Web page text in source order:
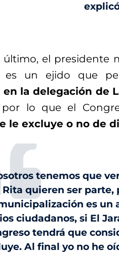
último, el presidente
es un ejido que
la delegación de
por lo que el
le excluye o no de
tenemos que
Rita quieren ser
es un
ciudadanos, si El
tendrá que
Al final yo no he